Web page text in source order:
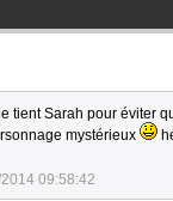
tient Sarah pour éviter
mystérieux
09:58:42